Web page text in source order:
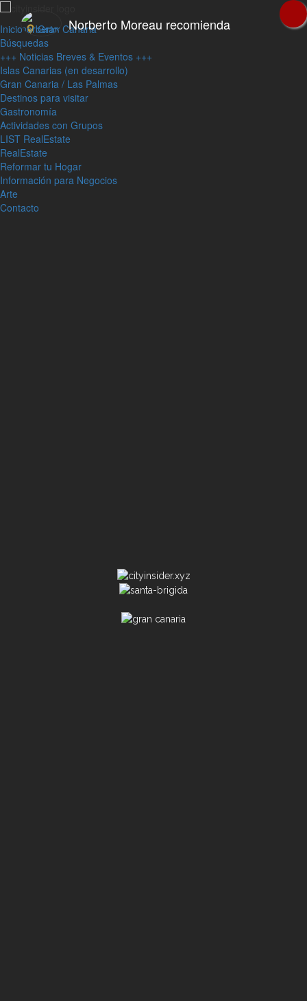
Norberto Moreau recomienda
Inicio
Gran Canaria
Búsquedas
+++ Noticias Breves & Eventos +++
Islas Canarias (en desarrollo)
Gran Canaria / Las Palmas
Destinos para visitar
Gastronomía
Actividades con Grupos
LIST RealEstate
RealEstate
Reformar tu Hogar
Información para Negocios
Arte
Contacto